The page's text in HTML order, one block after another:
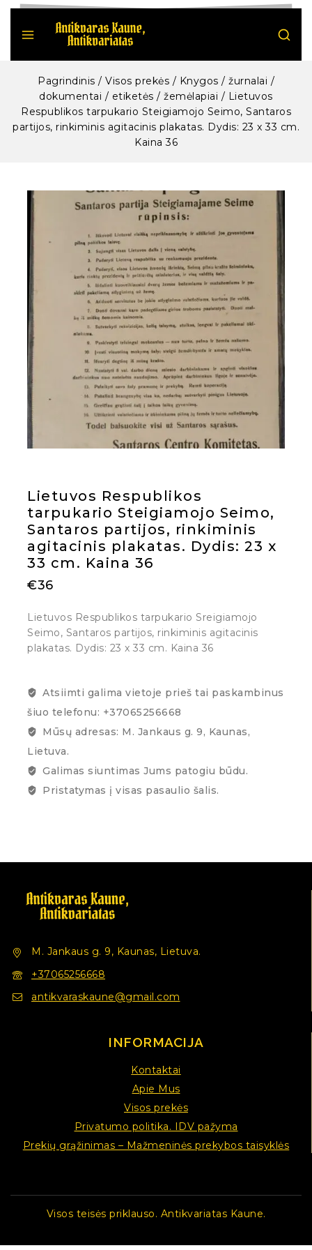
Pagrindinis / Visos prekės / Knygos / žurnalai /
dokumentai / etiketės / žemėlapiai / Lietuvos
Respublikos tarpukario Steigiamojo Seimo, Santaros
partijos, rinkiminis agitacinis plakatas. Dydis: 23 x 33 cm.
Kaina 36
Lietuvos Respublikos
tarpukario Steigiamojo Seimo,
Santaros partijos, rinkiminis
agitacinis plakatas. Dydis: 23 x
33 cm. Kaina 36
€36
Lietuvos Respublikos tarpukario Sreigiamojo
Seimo, Santaros partijos, rinkiminis agitacinis
plakatas. Dydis: 23 x 33 cm. Kaina 36
Atsiimti galima vietoje prieš tai paskambinus
šiuo telefonu: +37065256668
Mūsų adresas: M. Jankaus g. 9, Kaunas,
Lietuva.
Galimas siuntimas Jums patogiu būdu.
Pristatymas į visas pasaulio šalis.
M. Jankaus g. 9, Kaunas, Lietuva.
+37065256668
antikvaraskaune@gmail.com
INFORMACIJA
Kontaktai
Apie Mus
Visos prekės
Privatumo politika. IDV pažyma
Prekių grąžinimas – Mažmeninės prekybos taisyklės
Visos teisės priklauso. Antikvariatas Kaune.